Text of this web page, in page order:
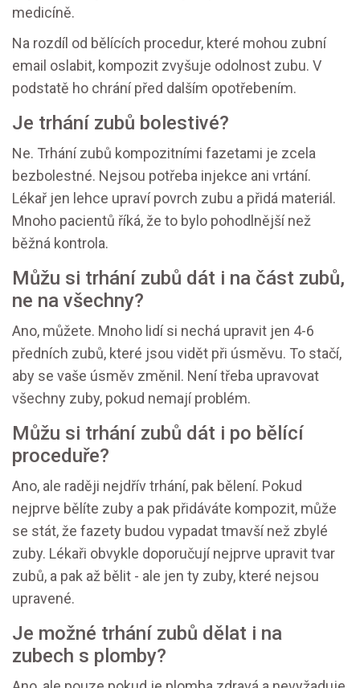
medicíně.
Na rozdíl od bělících procedur, které mohou zubní
email oslabit, kompozit zvyšuje odolnost zubu. V
podstatě ho chrání před dalším opotřebením.
Je trhání zubů bolestivé?
Ne. Trhání zubů kompozitními fazetami je zcela
bezbolestné. Nejsou potřeba injekce ani vrtání.
Lékař jen lehce upraví povrch zubu a přidá materiál.
Mnoho pacientů říká, že to bylo pohodlnější než
běžná kontrola.
Můžu si trhání zubů dát i na část zubů,
ne na všechny?
Ano, můžete. Mnoho lidí si nechá upravit jen 4-6
předních zubů, které jsou vidět při úsměvu. To stačí,
aby se vaše úsměv změnil. Není třeba upravovat
všechny zuby, pokud nemají problém.
Můžu si trhání zubů dát i po bělící
proceduře?
Ano, ale raději nejdřív trhání, pak bělení. Pokud
nejprve bělíte zuby a pak přidáváte kompozit, může
se stát, že fazety budou vypadat tmavší než zbylé
zuby. Lékaři obvykle doporučují nejprve upravit tvar
zubů, a pak až bělit - ale jen ty zuby, které nejsou
upravené.
Je možné trhání zubů dělat i na
zubech s plomby?